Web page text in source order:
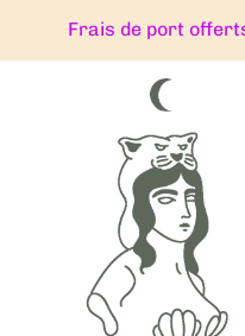
contenu
Frais de port